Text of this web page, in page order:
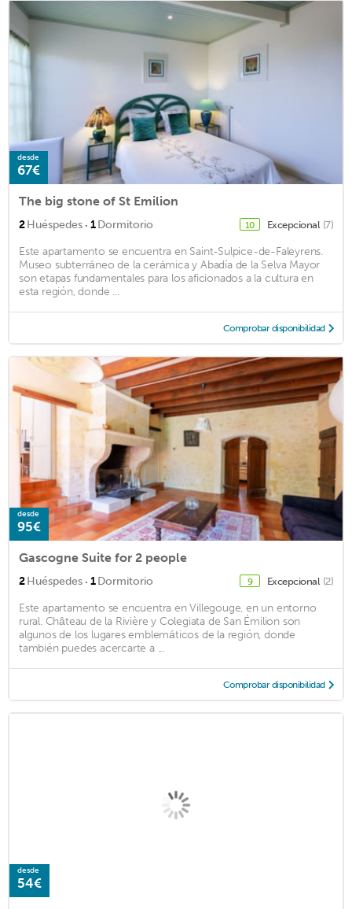
desde
67€
The big stone of St Emilion
2Huéspedes · 1Dormitorio 10 Excepcional (7)
Este apartamento se encuentra en Saint-Sulpice-de-Faleyrens.
Museo subterráneo de la cerámica y Abadía de la Selva Mayor
son etapas fundamentales para los aficionados a la cultura en
esta región, donde ...
Comprobar disponibilidad
desde
95€
Gascogne Suite for 2 people
2Huéspedes · 1Dormitorio 9 Excepcional (2)
Este apartamento se encuentra en Villegouge, en un entorno
rural. Château de la Rivière y Colegiata de San Émilion son
algunos de los lugares emblemáticos de la región, donde
también puedes acercarte a ...
Comprobar disponibilidad
desde
54€